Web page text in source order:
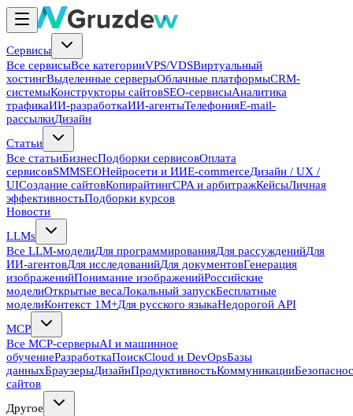
Сервисы
Все сервисыВсе категорииVPS/VDSВиртуальный
хостингВыделенные серверыОблачные платформыCRM-
системыКонструкторы сайтовSEO-сервисыАналитика
трафикаИИ-разработкаИИ-агентыТелефонияE-mail-
рассылкиДизайн
Статьи
Все статьиБизнесПодборки сервисовОплата
сервисовSMMSEOНейросети и ИИE-commerceДизайн / UX /
UIСоздание сайтовКопирайтингCPA и арбитражКейсыЛичная
эффективностьПодборки курсов
Новости
LLMs
Все LLM-моделиДля программированияДля рассужденийДля
ИИ-агентовДля исследованийДля документовГенерация
изображенийПонимание изображенийРоссийские
моделиОткрытые весаЛокальный запускБесплатные
моделиКонтекст 1M+Для русского языкаНедорогой API
MCP
Все MCP-серверыAI и машинное
обучениеРазработкаПоискCloud и DevOpsБазы
данныхБраузерыДизайнПродуктивностьКоммуникации
сайтов
Другое